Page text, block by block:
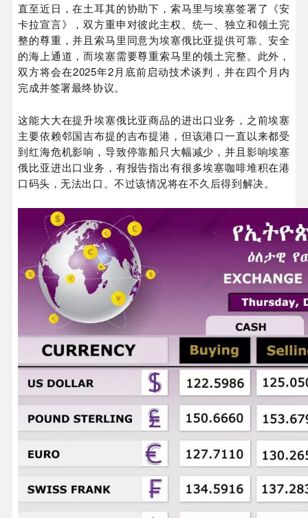
直至近日，在土耳其的协助下，索马里与埃塞签署了《安
卡拉宣言》，双方重申对彼此主权、统一、独立和领土完
整的尊重，并且索马里同意为埃塞俄比亚提供可靠、安全
的海上通道，而埃塞需要尊重索马里的领土完整。此外，
双方将会在2025年2月底前启动技术谈判，并在四个月内
完成并签署最终协议。
这能大大在提升埃塞俄比亚商品的进出口业务，之前埃塞
主要依赖邻国吉布提的吉布提港，但该港口一直以来都受
到红海危机影响，导致停靠船只大幅减少，并且影响埃塞
俄比亚进出口业务，有报告指出有很多埃塞咖啡堆积在港
口码头，无法出口。不过该情况将在不久后得到解决。